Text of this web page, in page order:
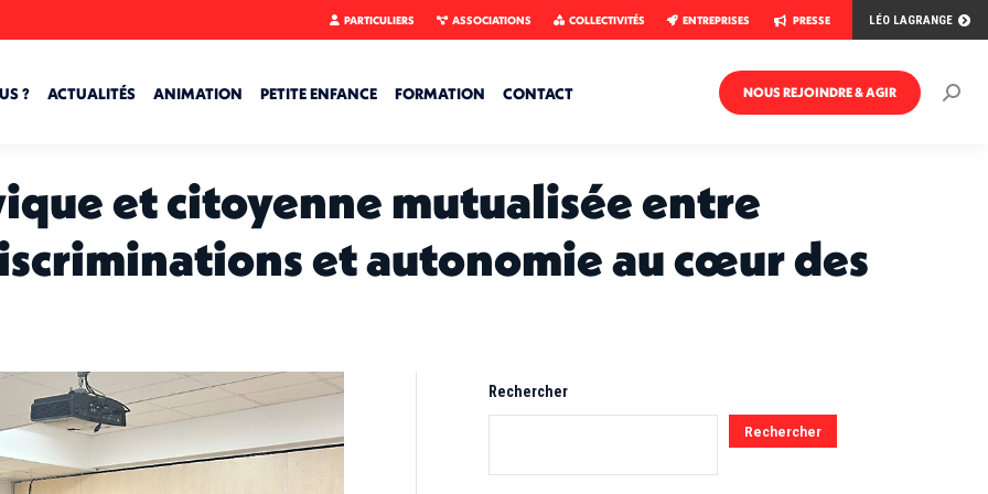
PARTICULIERS ASSOCIATIONS COLLECTIVITÉS ENTREPRISES PRESSE LÉO LAGRANGE
? ACTUALITÉS ANIMATION PETITE ENFANCE FORMATION CONTACT NOUS REJOINDRE & AGIR
et citoyenne mutualisée entre
et autonomie au cœur des
Rechercher
Rechercher